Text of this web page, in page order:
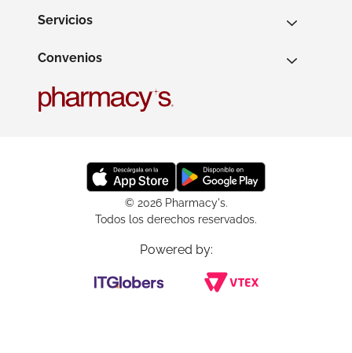
Servicios
Convenios
© 2026 Pharmacy's.
Todos los derechos reservados.
Powered by: